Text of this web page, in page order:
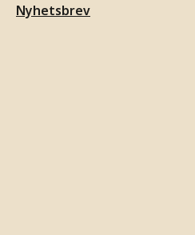
Nyhetsbrev